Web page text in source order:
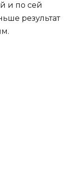
и по сей
результат